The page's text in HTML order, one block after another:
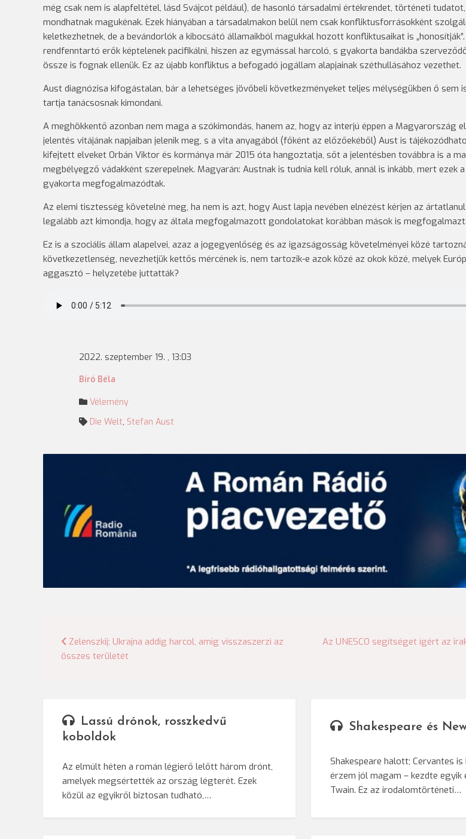
még csak nem is alapfeltétel, lásd Svájcot például), de hasonló társadalmi értékrendet, történeti
mondhatnak magukénak. Ezek hiányában a társadalmakon belül nem csak konfliktusforrásokként
keletkezhetnek, de a bevándorlók a kibocsátó államaikból magukkal hozott konfliktusaikat is
rendfenntartó erők képtelenek pacifikálni, hiszen az egymással harcoló, s gyakorta bandákba
össze is fognak ellenük. Ez az újabb konfliktus a befogadó jogállam alapjainak széthullásához vezethet.
Aust diagnózisa kifogástalan, bár a lehetséges jövőbeli következményeket teljes mélységükben ő sem
tartja tanácsosnak kimondani.
A meghökkentő azonban nem maga a szókimondás, hanem az, hogy az interjú éppen a Magyarország
jelentés vitájának napjaiban jelenik meg, s a vita anyagából (főként az előzőekéből) Aust is
kifejtett elveket Orbán Viktor és kormánya már 2015 óta hangoztatja, sőt a jelentésben továbbra is a
megbélyegző vádakként szerepelnek. Magyarán: Austnak is tudnia kell róluk, annál is inkább, mert ezek
gyakorta megfogalmazódtak.
Az elemi tisztesség követelné meg, ha nem is azt, hogy Aust lapja nevében elnézést kérjen az
legalább azt kimondja, hogy az általa megfogalmazott gondolatokat korábban mások is
Ez is a szociális állam alapelvei, azaz a jogegyenlőség és az igazságosság követelményei közé
következetlenség, nevezhetjük kettős mércének is, nem tartozik-e azok közé az okok közé, melyek
aggasztó – helyzetébe juttatták?
2022. szeptember 19. , 13:03
Bíró Béla
Vélemény
Die Welt, Stefan Aust
Bejegyzés
Zelenszkij: Ukrajna addig harcol, amíg visszaszerzi az
összes területét
Az UNESCO segítséget ígért az
Lassú drónok, rosszkedvű
koboldok
Az elmúlt héten a román légierő lelőtt három drónt,
amelyek megsértették az ország légterét. Ezek
közül az egyikről biztosan tudható,…
Shakespeare és
Shakespeare halott; Cervantes
érzem jól magam – kezdte egyik
Twain. Ez az irodalomtörténeti…